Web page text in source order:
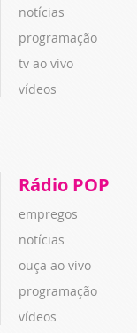
notícias
programação
tv ao vivo
vídeos
Rádio POP
empregos
notícias
ouça ao vivo
programação
vídeos